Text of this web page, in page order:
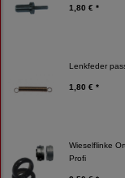
1,80 € *
Lenkfeder
1,80 € *
Wieselflinke
Profi